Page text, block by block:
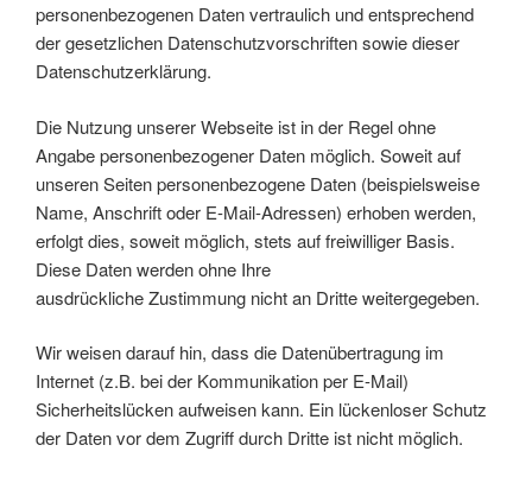
personenbezogenen Daten vertraulich und entsprechend
der gesetzlichen Datenschutzvorschriften sowie dieser
Datenschutzerklärung.
Die Nutzung unserer Webseite ist in der Regel ohne
Angabe personenbezogener Daten möglich. Soweit auf
unseren Seiten personenbezogene Daten (beispielsweise
Name, Anschrift oder E-Mail-Adressen) erhoben werden,
erfolgt dies, soweit möglich, stets auf freiwilliger Basis.
Diese Daten werden ohne Ihre
ausdrückliche Zustimmung nicht an Dritte weitergegeben.
Wir weisen darauf hin, dass die Datenübertragung im
Internet (z.B. bei der Kommunikation per E-Mail)
Sicherheitslücken aufweisen kann. Ein lückenloser Schutz
der Daten vor dem Zugriff durch Dritte ist nicht möglich.